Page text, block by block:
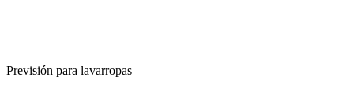
Previsión para lavarropas